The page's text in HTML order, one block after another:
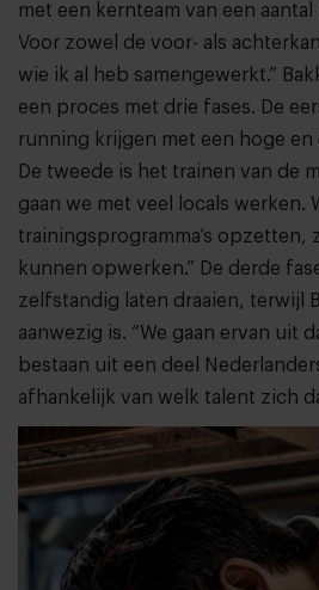
met een kernteam van een
Voor zowel de voor- als
wie ik al heb samengewerkt.”
een proces met drie fases. De
running krijgen met een hoge
De tweede is het trainen van de
gaan we met veel locals werken.
trainingsprogramma’s opzetten,
kunnen opwerken.” De derde
zelfstandig laten draaien, terwijl
aanwezig is. “We gaan ervan uit
bestaan uit een deel
afhankelijk van welk talent zich